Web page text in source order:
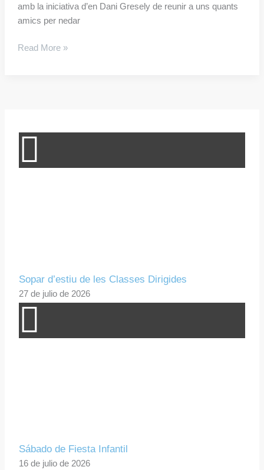
amb la iniciativa d’en Dani Gresely de reunir a uns quants
amics per nedar
Read More »
Sopar d’estiu de les Classes Dirigides
27 de julio de 2026
Sábado de Fiesta Infantil
16 de julio de 2026